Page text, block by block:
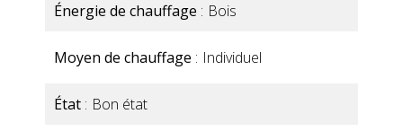
Énergie de chauffage Bois
Moyen de chauffage Individuel
État Bon état